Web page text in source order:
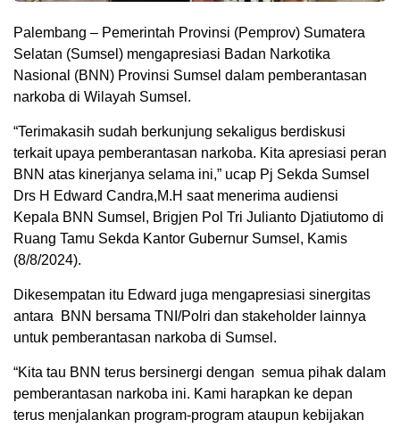
Palembang – Pemerintah Provinsi (Pemprov) Sumatera
Selatan (Sumsel) mengapresiasi Badan Narkotika
Nasional (BNN) Provinsi Sumsel dalam pemberantasan
narkoba di Wilayah Sumsel.
“Terimakasih sudah berkunjung sekaligus berdiskusi
terkait upaya pemberantasan narkoba. Kita apresiasi peran
BNN atas kinerjanya selama ini,” ucap Pj Sekda Sumsel
Drs H Edward Candra,M.H saat menerima audiensi
Kepala BNN Sumsel, Brigjen Pol Tri Julianto Djatiutomo di
Ruang Tamu Sekda Kantor Gubernur Sumsel, Kamis
(8/8/2024).
Dikesempatan itu Edward juga mengapresiasi sinergitas
antara BNN bersama TNI/Polri dan stakeholder lainnya
untuk pemberantasan narkoba di Sumsel.
“Kita tau BNN terus bersinergi dengan semua pihak dalam
pemberantasan narkoba ini. Kami harapkan ke depan
terus menjalankan program-program ataupun kebijakan